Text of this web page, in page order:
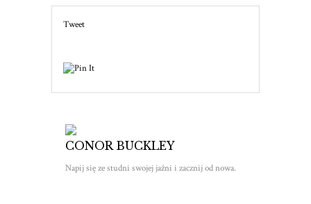
Tweet
CONOR BUCKLEY
Napij się ze studni swojej jaźni i zacznij od nowa.